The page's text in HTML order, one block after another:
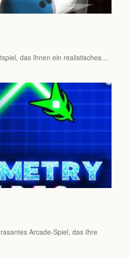
das Ihnen ein realistisches…
Arcade-Spiel, das Ihre